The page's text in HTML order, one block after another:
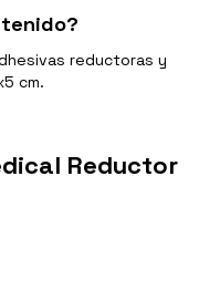
reductoras y
cm.
Reductor